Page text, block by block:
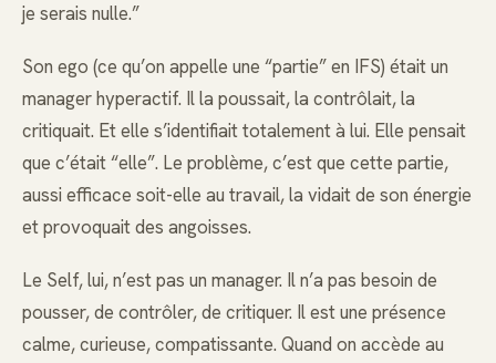
je serais nulle.”
Son ego (ce qu’on appelle une “partie” en IFS) était un
manager hyperactif. Il la poussait, la contrôlait, la
critiquait. Et elle s’identifiait totalement à lui. Elle pensait
que c’était “elle”. Le problème, c’est que cette partie,
aussi efficace soit-elle au travail, la vidait de son énergie
et provoquait des angoisses.
Le Self, lui, n’est pas un manager. Il n’a pas besoin de
pousser, de contrôler, de critiquer. Il est une présence
calme, curieuse, compatissante. Quand on accède au